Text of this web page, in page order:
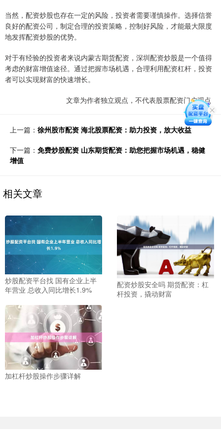
当然，配资炒股也存在一定的风险，投资者需要谨慎操作。选择信誉
良好的配资公司，制定合理的投资策略，控制好风险，才能最大限度
地发挥配资炒股的优势。
对于有经验的投资者来说内蒙古期货配资，深圳配资炒股是一个值得
考虑的财富增值途径。通过把握市场机遇，合理利用配资杠杆，投资
者可以实现财富的快速增长。
文章为作者独立观点，不代表股票配资门户观点
上一篇： 徐州股市配资 海北股票配资：助力投资，放大收益
下一篇： 免费炒股配资 山东期货配资：助您把握市场机遇，稳健
增值
相关文章
炒股配资平台找 国有企业上半
年营业 总收入同比增长1.9%
配资炒股安全吗 期货配资：杠
杆投资，撬动财富
加杠杆炒股操作步骤详解